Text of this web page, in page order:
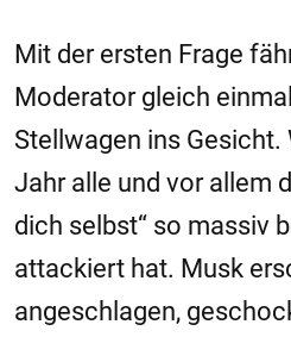
Mit der ersten Frage
Moderator gleich
Stellwagen ins
Jahr alle und vor allem
dich selbst“ so massiv
attackiert hat. Musk
angeschlagen,